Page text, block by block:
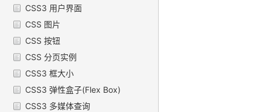
CSS3 用户界面
CSS 图片
CSS 按钮
CSS 分页实例
CSS3 框大小
CSS3 弹性盒子(Flex Box)
CSS3 多媒体查询